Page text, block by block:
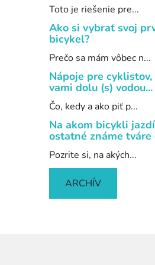
Toto je riešenie pre...
Ako si vybrať svoj
bicykel?
Prečo sa mám vôbec n...
Nápoje pre
vami dolu (s) vodou...
Čo, kedy a ako piť p...
Na akom bicykli
ostatné známe
Pozrite si, na akých...
ARCHÍV